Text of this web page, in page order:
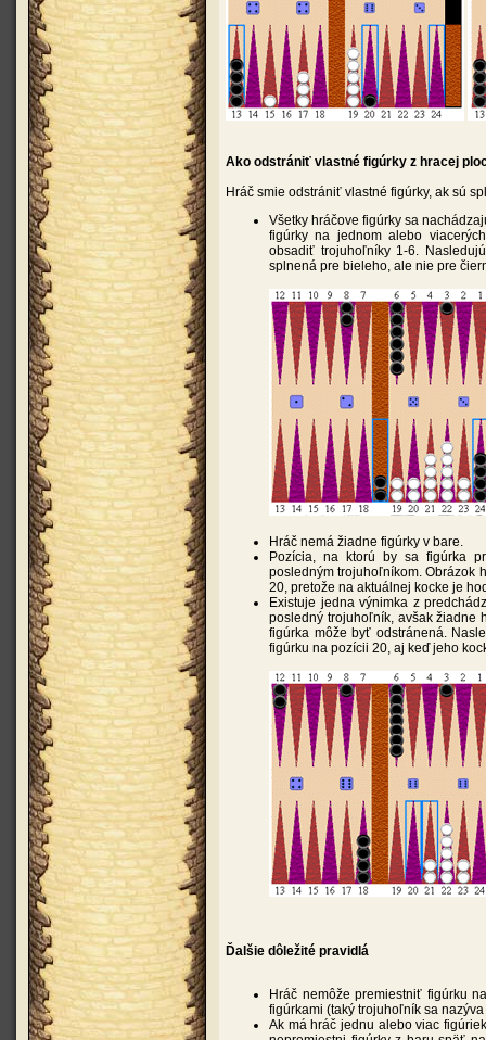
Ako odstrániť vlastné figúrky z hracej
Hráč smie odstrániť vlastné figúrky, ak sú
Všetky hráčove figúrky sa
figúrky na jednom alebo
obsadiť trojuhoľníky 1-6.
splnená pre bieleho, ale nie pre
Hráč nemá žiadne figúrky v bare.
Pozícia, na ktorú by sa figúrka
posledným trojuhoľníkom. Obrázok
20, pretože na aktuálnej kocke je
Existuje jedna výnimka z
posledný trojuhoľník, avšak žiadne
figúrka môže byť odstránená.
figúrku na pozícii 20, aj keď jeho
Ďalšie dôležité pravidlá
Hráč nemôže premiestniť figúrku
figúrkami (taký trojuhoľník sa nazýva
Ak má hráč jednu alebo viac